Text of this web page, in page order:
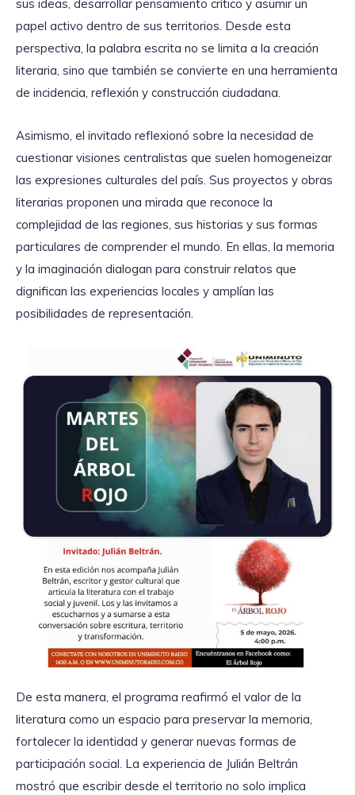
sus ideas, desarrollar pensamiento crítico y asumir un
papel activo dentro de sus territorios. Desde esta
perspectiva, la palabra escrita no se limita a la creación
literaria, sino que también se convierte en una herramienta
de incidencia, reflexión y construcción ciudadana.
Asimismo, el invitado reflexionó sobre la necesidad de
cuestionar visiones centralistas que suelen homogeneizar
las expresiones culturales del país. Sus proyectos y obras
literarias proponen una mirada que reconoce la
complejidad de las regiones, sus historias y sus formas
particulares de comprender el mundo. En ellas, la memoria
y la imaginación dialogan para construir relatos que
dignifican las experiencias locales y amplían las
posibilidades de representación.
De esta manera, el programa reafirmó el valor de la
literatura como un espacio para preservar la memoria,
fortalecer la identidad y generar nuevas formas de
participación social. La experiencia de Julián Beltrán
mostró que escribir desde el territorio no solo implica